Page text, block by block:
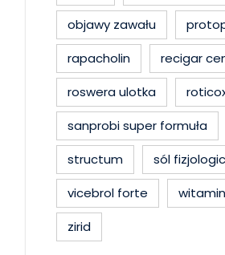
objawy zawału
rapacholin
recigar
roswera ulotka
sanprobi super formuła
structum
sól
vicebrol forte
zirid